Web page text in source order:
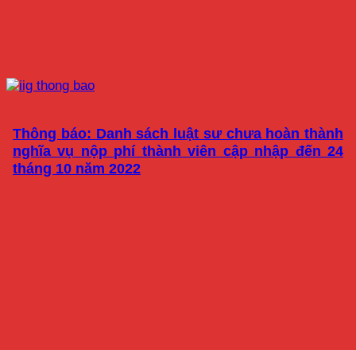
Thông báo: Danh sách luật sư chưa hoàn thành
nghĩa vụ nộp phí thành viên cập nhập đến 24
tháng 10 năm 2022